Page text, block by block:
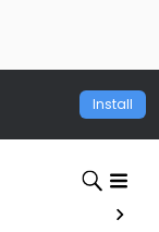
Install